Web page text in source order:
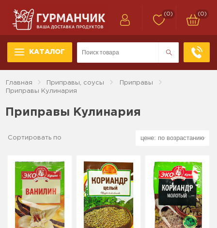
КАТАЛОГ
(0) (0)
Главная Приправы, соусы
Приправы
Приправы Кулинария
Приправы Кулинария
Сортировать по